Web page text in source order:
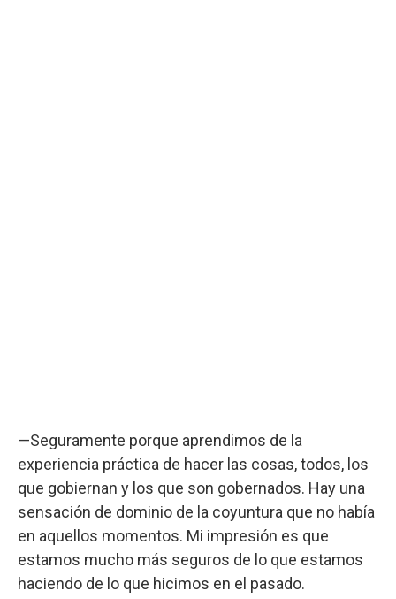
—Seguramente porque aprendimos de la
experiencia práctica de hacer las cosas, todos, los
que gobiernan y los que son gobernados. Hay una
sensación de dominio de la coyuntura que no había
en aquellos momentos. Mi impresión es que
estamos mucho más seguros de lo que estamos
haciendo de lo que hicimos en el pasado.